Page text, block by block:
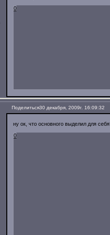
0
Поделиться30 декабря, 2009г. 16:09:32
ну ок, что основного выделил для
0